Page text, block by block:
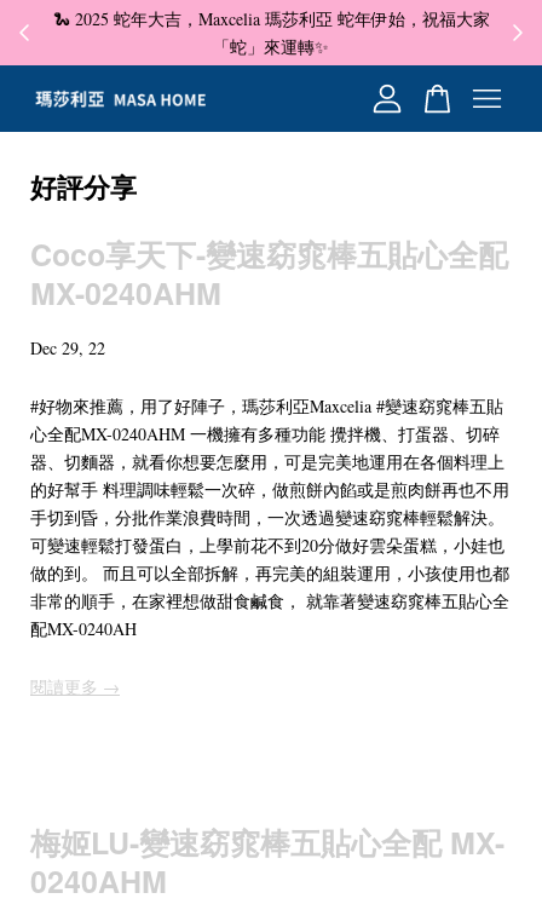
🐍 2025 蛇年大吉，Maxcelia 瑪莎利亞 蛇年伊始，祝福大家
「蛇」來運轉✨
✦
好評分享
Coco享天下-變速窈窕棒五貼心全配
MX-0240AHM
Dec 29, 22
#好物來推薦，用了好陣子，瑪莎利亞Maxcelia #變速窈窕棒五貼
心全配MX-0240AHM 一機擁有多種功能 攪拌機、打蛋器、切碎
器、切麵器，就看你想要怎麼用，可是完美地運用在各個料理上
的好幫手 料理調味輕鬆一次碎，做煎餅內餡或是煎肉餅再也不用
手切到昏，分批作業浪費時間，一次透過變速窈窕棒輕鬆解決。
可變速輕鬆打發蛋白，上學前花不到20分做好雲朵蛋糕，小娃也
做的到。 而且可以全部拆解，再完美的組裝運用，小孩使用也都
非常的順手，在家裡想做甜食鹹食， 就靠著變速窈窕棒五貼心全
配MX-0240AH
閱讀更多 →
梅姬LU-變速窈窕棒五貼心全配 MX-
0240AHM
您的購物車目前還是空的。